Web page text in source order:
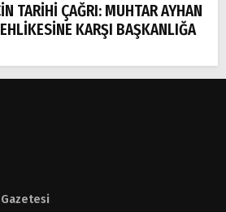
TARİHİ ÇAĞRI: MUHTAR AYHAN
KARŞI BAŞKANLIĞA
Gazetesi